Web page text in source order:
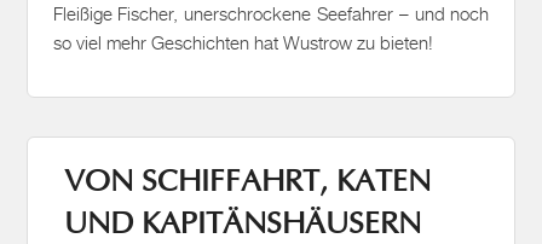
Fleißige Fischer, unerschrockene Seefahrer – und noch
so viel mehr Geschichten hat Wustrow zu bieten!
VON SCHIFFAHRT, KATEN
UND KAPITÄNSHÄUSERN